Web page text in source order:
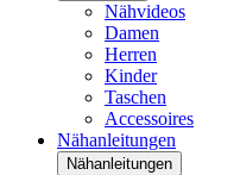
Nähvideos
Damen
Herren
Kinder
Taschen
Accessoires
Nähanleitungen
Nähanleitungen